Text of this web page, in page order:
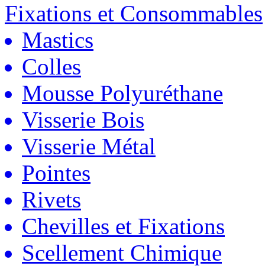
Fixations et Consommables
Mastics
Colles
Mousse Polyuréthane
Visserie Bois
Visserie Métal
Pointes
Rivets
Chevilles et Fixations
Scellement Chimique